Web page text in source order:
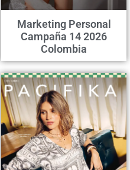
Marketing Personal
Campaña 14 2026
Colombia